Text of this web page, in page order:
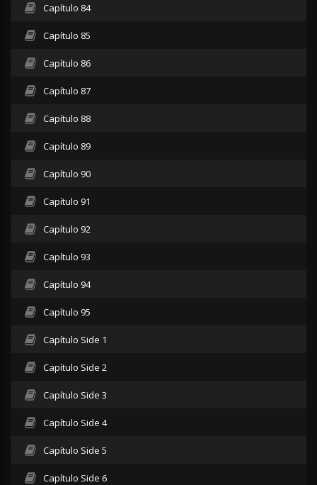
Capítulo 84
Capítulo 85
Capítulo 86
Capítulo 87
Capítulo 88
Capítulo 89
Capítulo 90
Capítulo 91
Capítulo 92
Capítulo 93
Capítulo 94
Capítulo 95
Capítulo Side 1
Capítulo Side 2
Capítulo Side 3
Capítulo Side 4
Capítulo Side 5
Capítulo Side 6